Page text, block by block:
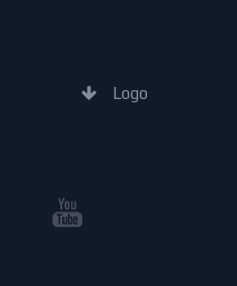
Logo